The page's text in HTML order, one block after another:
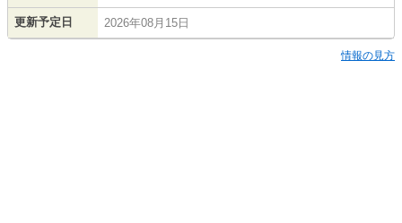
更新予定日 2026年08月15日
情報の見方